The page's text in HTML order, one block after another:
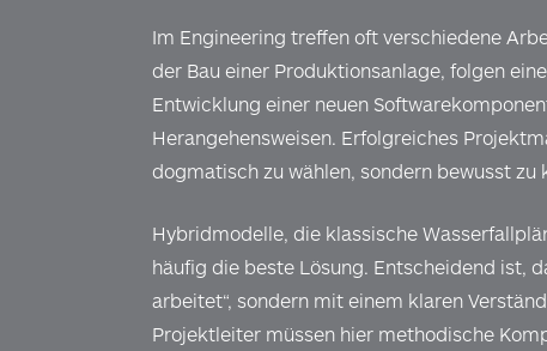
Im Engineering treffen oft verschiedene
der Bau einer Produktionsanlage, folgen
Entwicklung einer neuen
Herangehensweisen. Erfolgreiches
dogmatisch zu wählen, sondern bewusst zu
Hybridmodelle, die klassische
häufig die beste Lösung. Entscheidend ist,
arbeitet“, sondern mit einem klaren
Projektleiter müssen hier methodische